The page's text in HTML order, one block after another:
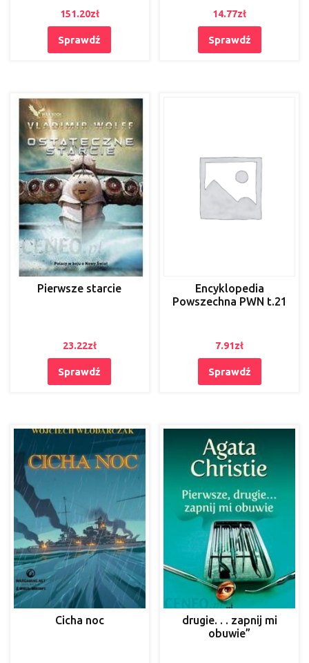
151.20zł
Sprawdź
14.77zł
Sprawdź
Pierwsze starcie
23.22zł
Sprawdź
Encyklopedia
Powszechna PWN t.21
7.91zł
Sprawdź
Cicha noc
drugie. . . zapnij mi
obuwie”